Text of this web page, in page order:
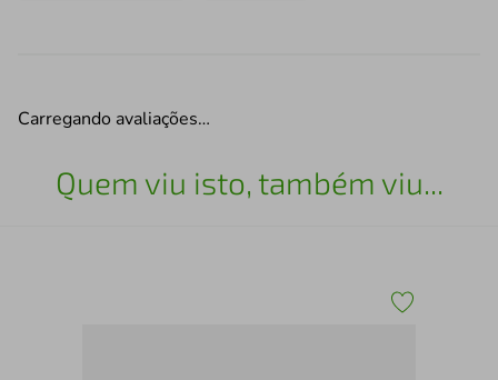
Carregando avaliações…
Quem viu isto, também viu...